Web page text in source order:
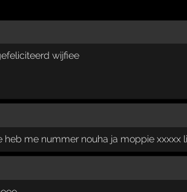
wijfiee
heb me nummer nouha ja moppie xxxxx